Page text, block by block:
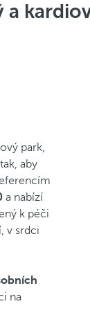
a
park,
aby
a nabízí
k péči
v srdci
na